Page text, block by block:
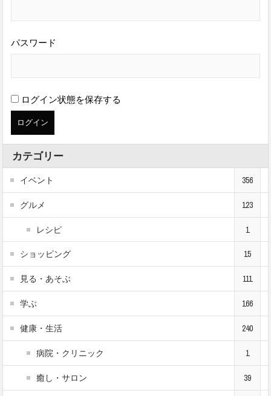
パスワード
ログイン状態を保存する
カテゴリー
イベント 356
グルメ 123
レシピ 1
ショッピング 15
見る・あそぶ 111
学ぶ 166
健康・生活 240
病院・クリニック 1
癒し・サロン 39